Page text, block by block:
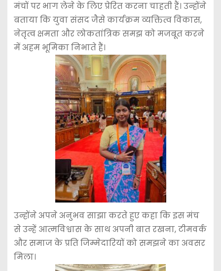
मंचों पर भाग लेने के लिए प्रेरित करना चाहती हैं। उन्होंने
बताया कि युवा संसद जैसे कार्यक्रम व्यक्तित्व विकास,
नेतृत्व क्षमता और लोकतांत्रिक समझ को मजबूत करने
में अहम भूमिका निभाते हैं।
उन्होंने अपने अनुभव साझा करते हुए कहा कि इस मंच
से उन्हें आत्मविश्वास के साथ अपनी बात रखना, टीमवर्क
और समाज के प्रति जिम्मेदारियों को समझने का अवसर
मिला।